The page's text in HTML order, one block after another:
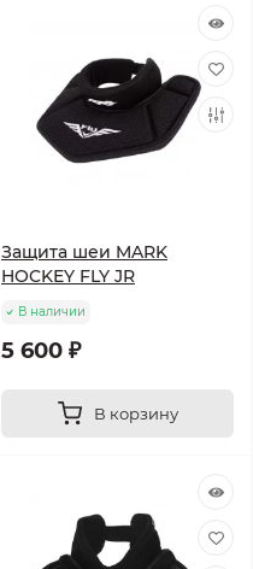
Защита шеи MARK
HOCKEY FLY JR
В наличии
5 600 ₽
В корзину